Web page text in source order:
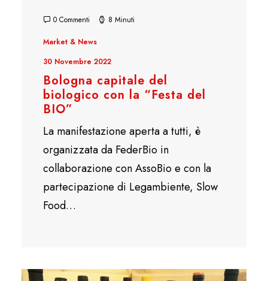
0 Commenti 8 Minuti
Market & News
30 Novembre 2022
Bologna capitale del
biologico con la “Festa del
BIO”
La manifestazione aperta a tutti, è
organizzata da FederBio in
collaborazione con AssoBio e con la
partecipazione di Legambiente, Slow
Food…